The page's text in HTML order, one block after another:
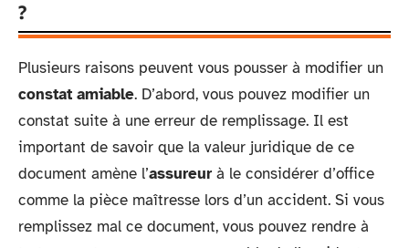
?
Plusieurs raisons peuvent vous pousser à modifier un
constat amiable. D’abord, vous pouvez modifier un
constat suite à une erreur de remplissage. Il est
important de savoir que la valeur juridique de ce
document amène l’assureur à le considérer d’office
comme la pièce maîtresse lors d’un accident. Si vous
remplissez mal ce document, vous pouvez rendre à